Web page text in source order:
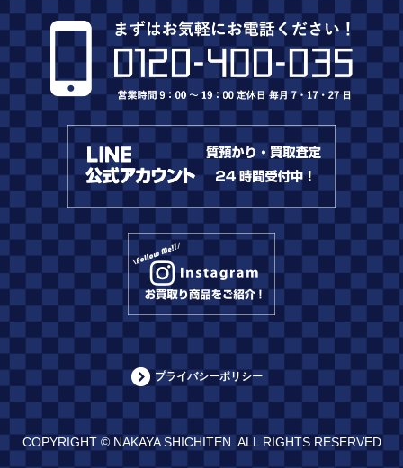
プライバシーポリシー
COPYRIGHT © NAKAYA SHICHITEN. ALL RIGHTS RESERVED